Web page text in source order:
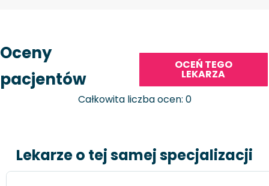
Oceny
pacjentów
OCEŃ TEGO
LEKARZA
Całkowita liczba ocen: 0
Lekarze o tej samej specjalizacji